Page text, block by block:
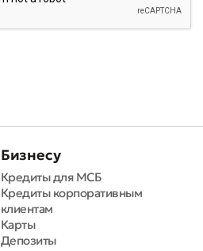
Бизнесу
Кредиты для МСБ
Кредиты корпоративным
клиентам
Карты
Депозиты